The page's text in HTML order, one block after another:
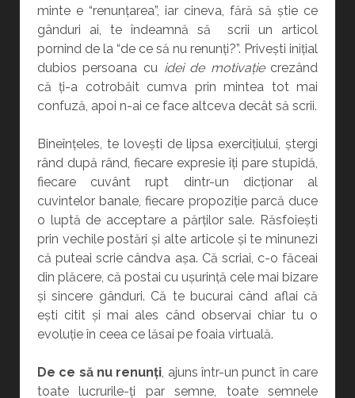
minte e “renunțarea”, iar cineva, fără să știe ce
gânduri ai, te îndeamnă să scrii un articol
pornind de la “de ce să nu renunți?”. Privești inițial
dubios persoana cu idei de motivațiecrezând
că ți-a cotrobăit cumva prin mintea tot mai
confuză, apoi n-ai ce face altceva decât să scrii.
Bineînțeles, te lovești de lipsa exercițiului, ștergi
rând după rând, fiecare expresie îți pare stupidă,
fiecare cuvânt rupt dintr-un dicționar al
cuvintelor banale, fiecare propoziție parcă duce
o luptă de acceptare a părților sale. Răsfoiești
prin vechile postări și alte articole și te minunezi
că puteai scrie cândva așa. Că scriai, c-o făceai
din plăcere, că postai cu ușurință cele mai bizare
și sincere gânduri. Că te bucurai când aflai că
ești citit și mai ales când observai chiar tu o
evoluție în ceea ce lăsai pe foaia virtuală.
De ce să nu renunți, ajuns într-un punct în care
toate lucrurile-ți par semne, toate semnele